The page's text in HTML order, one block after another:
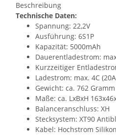
Beschreibung
Technische Daten:
Spannung: 22,2V
Ausführung: 6S1P
Kapazität: 5000mAh
Dauerentladestrom:
Kurzzeitiger
Ladestrom: max. 4C
Gewicht: ca. 762
Maße: ca. LxBxH
Balanceranschluss: XH
Stecksystem: XT90
Kabel: Hochstrom